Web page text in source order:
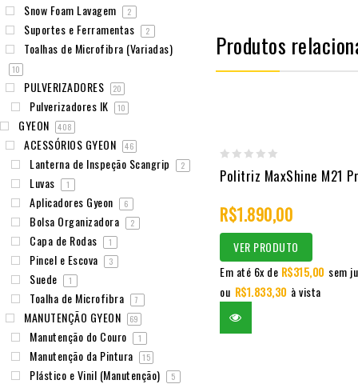
Produtos
of
Politriz MaxShine M21
R$1.890,00
VER PRODUTO
Em até 6x de R$315,00 sem
ou R$1.833,30 à vista
Snow Foam Lavagem 2
Suportes e Ferramentas 2
Toalhas de Microfibra (Variadas)
10
PULVERIZADORES 20
Pulverizadores IK 10
GYEON 408
ACESSÓRIOS GYEON 46
Lanterna de Inspeção Scangrip 2
Luvas 1
Aplicadores Gyeon 6
Bolsa Organizadora 2
Capa de Rodas 1
Pincel e Escova 3
Suede 1
Toalha de Microfibra 7
MANUTENÇÃO GYEON 69
Manutenção do Couro 1
Manutenção da Pintura 15
Plástico e Vinil (Manutenção) 5